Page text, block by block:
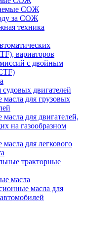
СОЖ
за СОЖ
техника
вариаторов
с двойным
двигателей
для грузовых
для двигателей,
на газообразном
для легкового
тракторные
масла
масла для